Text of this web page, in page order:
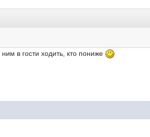
в гости ходить, кто пониже